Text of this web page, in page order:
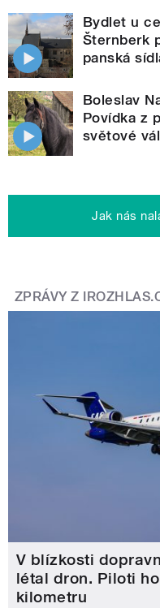
Bydlet u
Šternberk
panská
Boleslav
Povídka z
světové
Jak nás
ZPRÁVY Z
V blízkosti
létal dron. Piloti
kilometru